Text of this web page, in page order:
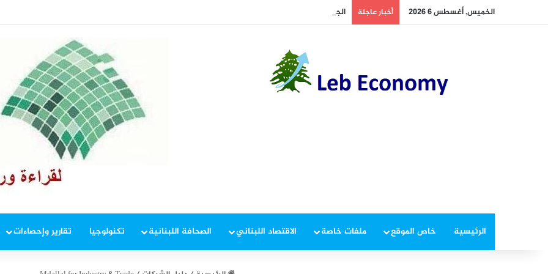
الخميس, أغسطس 6 2026 أخبار عاجلة الجيش يوقف مطلوبين في إطار ملاحقة المخلين بالأمن
الرئيسية خاص الموقع ملفات خاصة الاقتصاد اللبناني الصحافة اللبنانية تكنولوجيا تقارير وإحصاءات